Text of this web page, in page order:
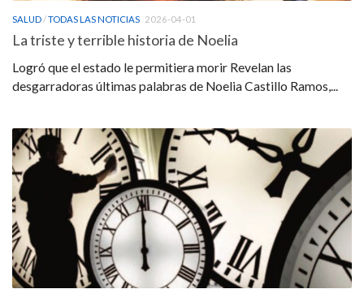
SALUD/TODAS LAS NOTICIAS 2026-04-01
La triste y terrible historia de Noelia
Logró que el estado le permitiera morir Revelan las
desgarradoras últimas palabras de Noelia Castillo Ramos,...